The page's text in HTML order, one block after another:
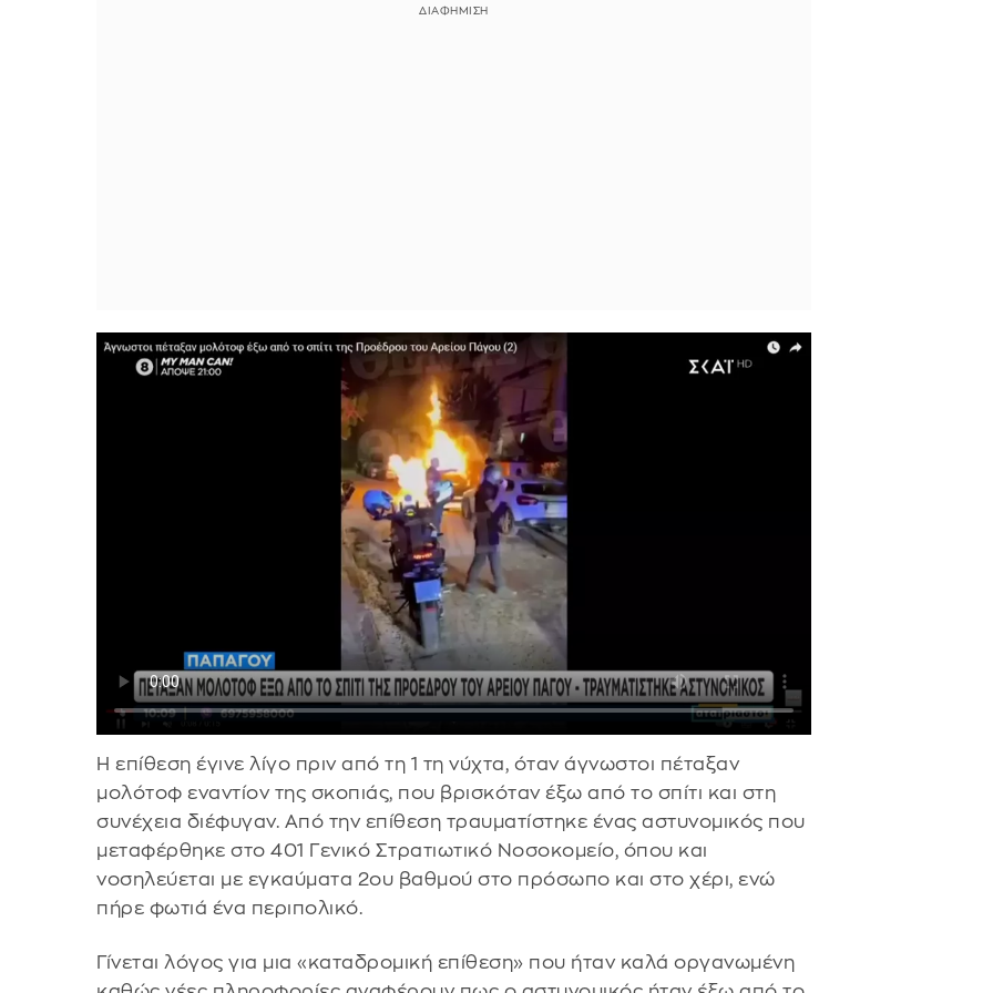
Η επίθεση έγινε λίγο πριν από τη 1 τη νύχτα, όταν άγνωστοι πέταξαν
μολότοφ εναντίον της σκοπιάς, που βρισκόταν έξω από το σπίτι και στη
συνέχεια διέφυγαν. Από την επίθεση τραυματίστηκε ένας αστυνομικός που
μεταφέρθηκε στο 401 Γενικό Στρατιωτικό Νοσοκομείο, όπου και
νοσηλεύεται με εγκαύματα 2ου βαθμού στο πρόσωπο και στο χέρι, ενώ
πήρε φωτιά ένα περιπολικό.
Γίνεται λόγος για μια «καταδρομική επίθεση» που ήταν καλά οργανωμένη